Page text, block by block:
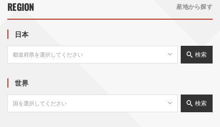
REGION 産地から探す
日本
検索
世界
検索